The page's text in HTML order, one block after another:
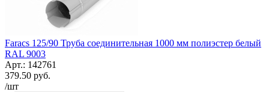
Faracs 125/90 Труба соединительная 1000 мм полиэстер белый
RAL 9003
Арт.: 142761
379.50 руб.
/шт